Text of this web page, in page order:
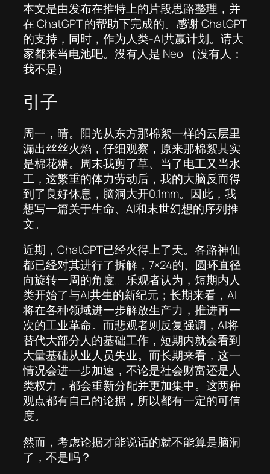
本文是由发布在推特上的片段思路整理，并
在 ChatGPT 的帮助下完成的。感谢 ChatGPT
的支持，同时，作为人类-AI共赢计划。请大
家都来当电池吧。没有人是 Neo （没有人：
我不是）
引子
周一，晴。阳光从东方那棉絮一样的云层里
漏出丝丝火焰，仔细观察，原来那棉絮其实
是棉花糖。周末我剪了草、当了电工又当水
工，这繁重的体力劳动后，我的大脑反而得
到了良好休息，脑洞大开0.1mm。因此，我
想写一篇关于生命、AI和末世幻想的序列推
文。
近期，ChatGPT已经火得上了天。各路神仙
都已经对其进行了拆解，7×24的、圆环直径
向旋转一周的角度。乐观者认为，短期内人
类开始了与AI共生的新纪元；长期来看，AI
将在各种领域进一步解放生产力，推进再一
次的工业革命。而悲观者则反复强调，AI将
替代大部分人的基础工作，短期内就会看到
大量基础从业人员失业。而长期来看，这一
情况会进一步加速，不论是社会财富还是人
类权力，都会重新分配并更加集中。这两种
观点都有自己的论据，所以都有一定的可信
度。
然而，考虑论据才能说话的就不能算是脑洞
了，不是吗？